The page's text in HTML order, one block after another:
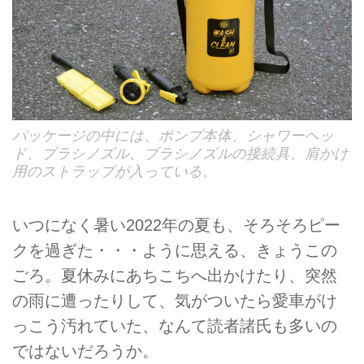
パッケージの中には、ポンプ本体、シャワーヘッ
ド、ブラシノズル、ブラシノズルの接続具、肩かけ
用のストラップが入っている。
いつになく暑い2022年の夏も、そろそろピー
クを過ぎた・・・ように思える、きょうこの
ごろ。夏休みにあちこちへ出かけたり、突然
の雨に遭ったりして、気がついたら愛車がけ
っこう汚れていた、なんて読者諸氏も多いの
ではないだろうか。